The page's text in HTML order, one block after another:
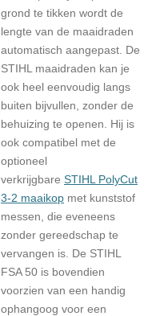
grond te tikken wordt de
lengte van de maaidraden
automatisch aangepast. De
STIHL maaidraden kan je
ook heel eenvoudig langs
buiten bijvullen, zonder de
behuizing te openen. Hij is
ook compatibel met de
optioneel
verkrijgbare STIHL PolyCut
3-2 maaikop met kunststof
messen, die eveneens
zonder gereedschap te
vervangen is. De STIHL
FSA 50 is bovendien
voorzien van een handig
ophangoog voor een